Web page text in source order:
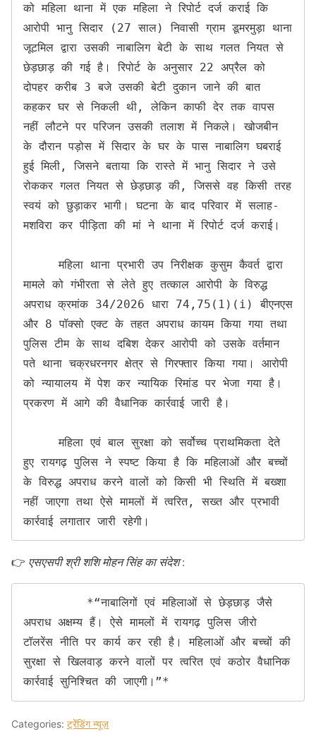
को महिला थाना में एक महिला ने रिपोर्ट दर्ज कराई कि
आरोपी भानु सिदार (27 साल) निवासी ग्राम डूमरमुड़ा थाना
जूटमिल द्वारा उसकी नाबालिग बेटी के साथ गलत नियत से
छेड़छाड़ की गई है। रिपोर्ट के अनुसार 22 अप्रैल को
दोपहर करीब 3 बजे उसकी बेटी दुकान जाने की बात
कहकर घर से निकली थी, लेकिन काफी देर तक वापस
नहीं लौटने पर परिजन उसकी तलाश में निकले। खोजबीन
के दौरान पड़ोस में सिदार के घर के पास नाबालिग घबराई
हुई मिली, जिसने बताया कि रास्ते में भानु सिदार ने उसे
रोककर गलत नियत से छेड़छाड़ की, जिससे वह किसी तरह
स्वयं को छुड़ाकर भागी। घटना के बाद परिवार में सलाह-
मशविरा कर पीड़िता की मां ने थाना में रिपोर्ट दर्ज कराई।
     महिला थाना प्रभारी उप निरीक्षक कुसुम कैवर्त द्वारा
मामले को गंभीरता से लेते हुए तत्काल आरोपी के विरुद्ध
अपराध क्रमांक 34/2026 धारा 74,75(1)(i) बीएनएस
और 8 पॉक्सो एक्ट के तहत अपराध कायम किया गया तथा
पुलिस टीम के साथ दबिश देकर आरोपी को उसके वर्तमान
पते थाना चक्रधरनगर क्षेत्र से गिरफ्तार किया गया। आरोपी
को न्यायालय में पेश कर न्यायिक रिमांड पर भेजा गया है।
प्रकरण में आगे की वैधानिक कार्रवाई जारी है।
     महिला एवं बाल सुरक्षा को सर्वोच्च प्राथमिकता देते
हुए रायगढ़ पुलिस ने स्पष्ट किया है कि महिलाओं और बच्चों
के विरुद्ध अपराध करने वालों को किसी भी स्थिति में बख्शा
नहीं जाएगा तथा ऐसे मामलों में त्वरित, सख्त और प्रभावी
कार्रवाई लगातार जारी रहेगी।
👉 एसएसपी श्री शशि मोहन सिंह का संदेश:
अपराध अक्षम्य हैं। ऐसे मामलों में रायगढ़ पुलिस जीरो
टॉलरेंस नीति पर कार्य कर रही है। महिलाओं और बच्चों की
सुरक्षा से खिलवाड़ करने वालों पर त्वरित एवं कठोर वैधानिक
कार्रवाई सुनिश्चित की जाएगी।”*
Categories: ट्रेंडिंग न्यूज़